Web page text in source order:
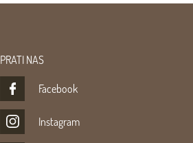
PRATI NAS
Facebook
Instagram